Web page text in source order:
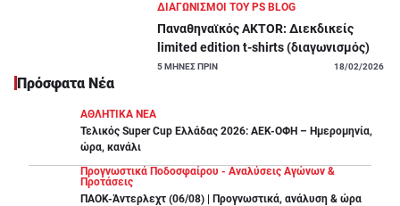
ΔΙΑΓΩΝΙΣΜΟΙ ΤΟΥ PS BLOG
Παναθηναϊκός AKTOR: Διεκδικείς
limited edition t-shirts (διαγωνισμός)
5ΜΗΝΕΣ ΠΡΙΝ 18/02/2026
Πρόσφατα Νέα
ΑΘΛΗΤΙΚΑ ΝΕΑ
Τελικός Super Cup Ελλάδας 2026: ΑΕΚ-ΟΦΗ – Ημερομηνία,
ώρα, κανάλι
Προγνωστικά Ποδοσφαίρου - Αναλύσεις Αγώνων &
Προτάσεις
ΠΑΟΚ-Άντερλεχτ (06/08) | Προγνωστικά, ανάλυση & ώρα